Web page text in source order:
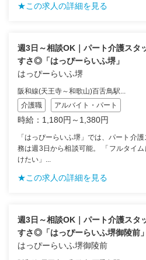
★この求人の詳細を見る
週3日～相談OK｜パート介護スタ
すさ◎「はっぴーらいふ堺」
はっぴーらいふ堺
阪和線(天王寺～和歌山)百舌鳥駅...
介護職
アルバイト・パート
時給：1,180円～1,380円
「はっぴーらいふ堺」では、パート介
務は週3日から相談可能。 「フルタイ
けたい」...
★この求人の詳細を見る
週3日～相談OK｜パート介護スタ
すさ◎「はっぴーらいふ堺御陵前」
はっぴーらいふ堺御陵前